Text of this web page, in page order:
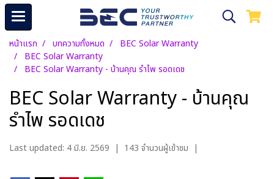
หน้าแรก บทความทั้งหมด
BEC Solar Warranty
BEC Solar Warranty
BEC Solar Warranty - บ้านคุณ รำไพ รอดเดช
BEC Solar Warranty - บ้านคุณ
รำไพ รอดเดช
Last updated: 4 มิ.ย. 2569 | 143 จำนวนผู้เข้าชม |